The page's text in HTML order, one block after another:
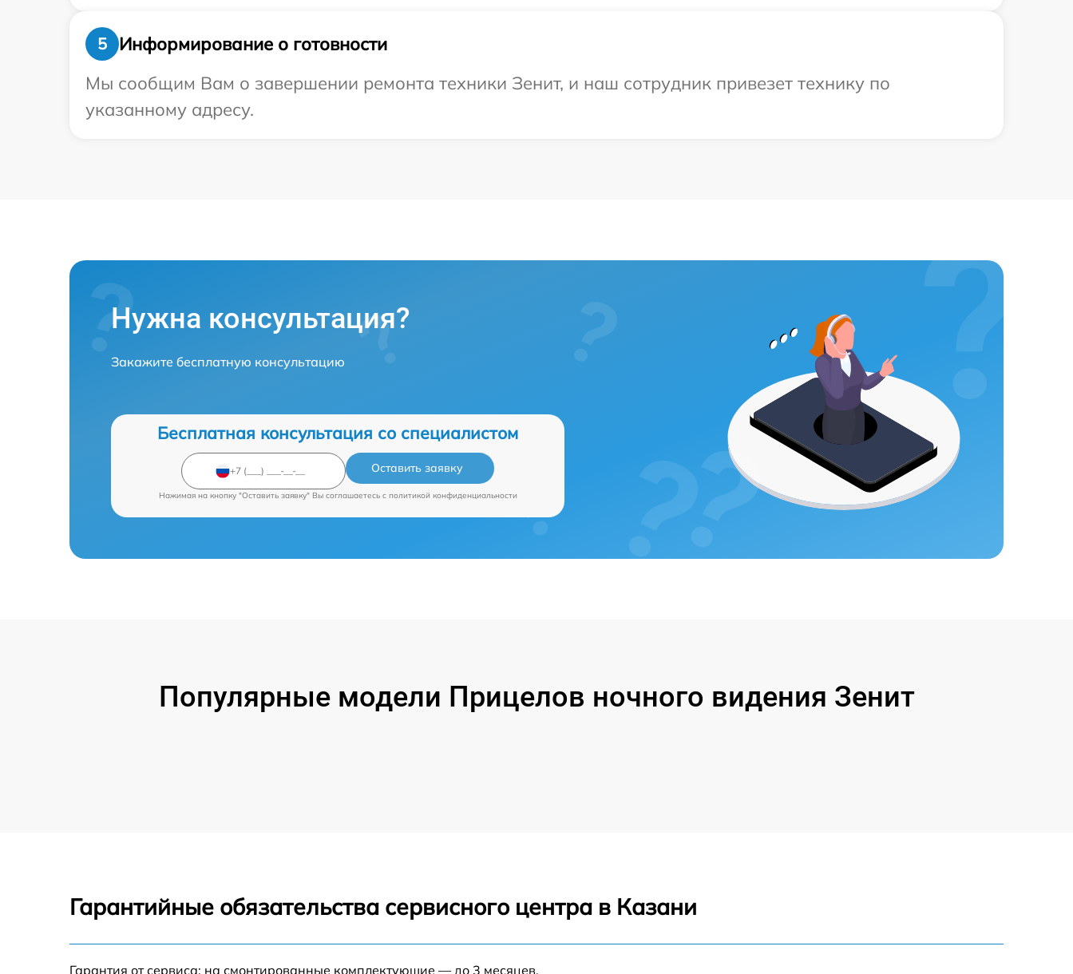
5
Информирование о готовности
Мы сообщим Вам о завершении ремонта техники Зенит, и наш сотрудник привезет технику по
указанному адресу.
Нужна консультация?
Закажите бесплатную консультацию
Бесплатная консультация со специалистом
Оставить заявку
Нажимая на кнопку "Оставить заявку" Вы соглашаетесь c политикой конфиденциальности
Популярные модели Прицелов ночного видения Зенит
Гарантийные обязательства сервисного центра в Казани
Гарантия от сервиса: на смонтированные комплектующие — до 3 месяцев.